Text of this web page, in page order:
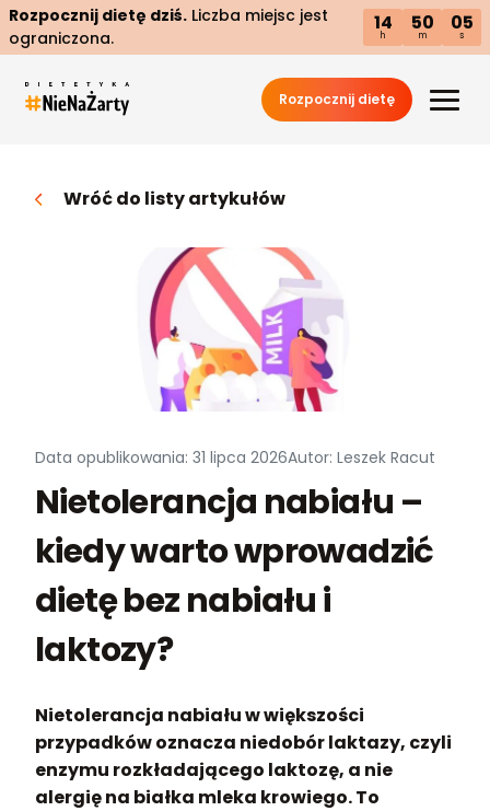
Rozpocznij dietę dziś. Liczba miejsc jest
ograniczona.
14
h
50
m
04
s
Rozpocznij dietę
Wróć do listy artykułów
Data opublikowania: 31 lipca 2026Autor: Leszek Racut
Nietolerancja nabiału –
kiedy warto wprowadzić
dietę bez nabiału i
laktozy?
Nietolerancja nabiału w większości
przypadków oznacza niedobór laktazy, czyli
enzymu rozkładającego laktozę, a nie
alergię na białka mleka krowiego. To